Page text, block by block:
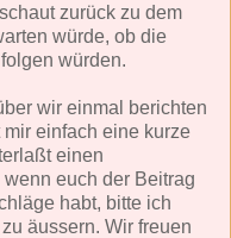
zurück zu dem
würde, ob die
würden.
wir einmal berichten
einfach eine kurze
einen
wenn euch der Beitrag
habt, bitte ich
äussern. Wir freuen